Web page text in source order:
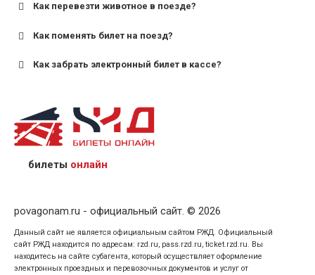
для пригородных поездов — от 7 лет.
Как перевезти животное в поезде?
Как поменять билет на поезд?
Как забрать электронный билет в кассе?
назвав кассиру 14-значный номер заказа;
предъявив удостоверение личности пассажира, на
кого оформлен билет.
билеты онлайн
povagonam.ru - официальный сайт. © 2026
Данный сайт не является официальным сайтом РЖД. Официальный
сайт РЖД находится по адресам: rzd.ru, pass.rzd.ru, ticket.rzd.ru. Вы
находитесь на сайте субагента, который осуществляет оформление
электронных проездных и перевозочных документов и услуг от